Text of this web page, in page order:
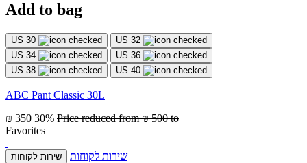
Add to bag
US 30
US 32
US 34
US 36
US 38
US 40
ABC Pant Classic 30L
₪ 350 30% Price reduced from₪ 500 to
Favorites
שירות לקוחות שירות לקוחות